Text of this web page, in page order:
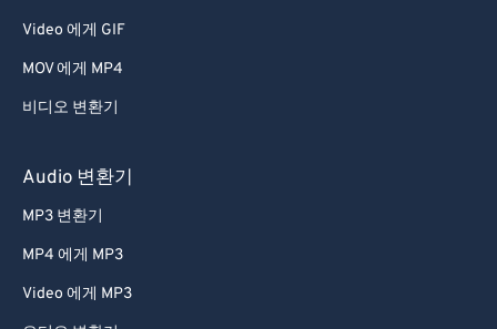
Video 에게 GIF
MOV 에게 MP4
비디오 변환기
Audio 변환기
MP3 변환기
MP4 에게 MP3
Video 에게 MP3